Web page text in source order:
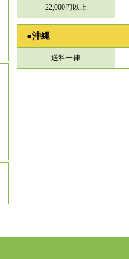
22,000円以上
●沖縄
送料一律